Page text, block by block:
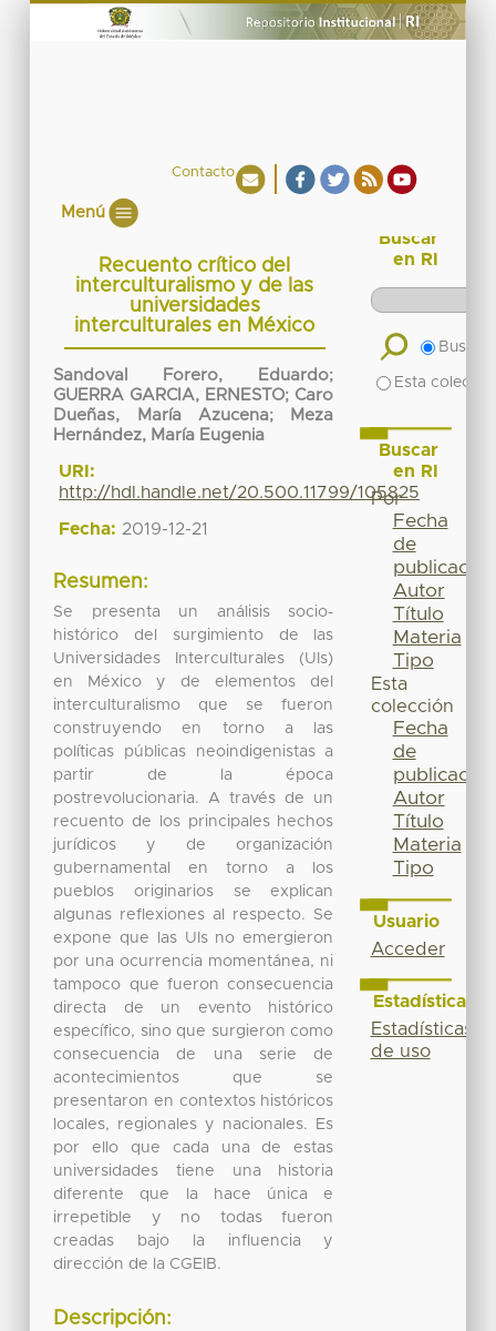
Contacto
Menú
Recuento crítico del
interculturalismo y de las
universidades
interculturales en México
Sandoval Forero, Eduardo;
GUERRA GARCIA, ERNESTO; Caro
Dueñas, María Azucena;
Meza
Hernández, María Eugenia
URI:
http://hdl.handle.net/20.500.11799/105825
Fecha: 2019-12-21
Resumen:
Se presenta un análisis socio-
histórico del surgimiento de las
Universidades Interculturales (UIs)
en México y de elementos del
interculturalismo que se fueron
construyendo en torno a las
políticas públicas neoindigenistas a
partir de la época
postrevolucionaria. A través de un
recuento de los principales hechos
jurídicos y de organización
gubernamental en torno a los
pueblos originarios se explican
algunas reflexiones al respecto. Se
expone que las UIs no emergieron
por una ocurrencia momentánea, ni
tampoco que fueron consecuencia
directa de un evento histórico
específico, sino que surgieron como
consecuencia de una serie de
acontecimientos que se
presentaron en contextos históricos
locales, regionales y nacionales. Es
por ello que cada una de estas
universidades tiene una historia
diferente que la hace única e
irrepetible y no todas fueron
creadas bajo la influencia y
dirección de la CGEIB.
Descripción:
Buscar
en RI
Buscar
Esta
Buscar
en RI
Por
Fecha
de
publicación
Autor
Título
Materia
Tipo
Esta
colección
Fecha
de
publicación
Autor
Título
Materia
Tipo
Usuario
Acceder
Estadísticas
Estadísticas
de uso